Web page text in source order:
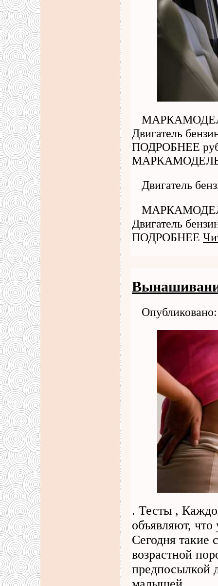
Двигатель
ПОДРОБНЕЕ руб
Двигатель
Двигатель
ПОДРОБНЕЕ
. Тесты ,
объявляют,
Сегодня такие
возрастной
предпосылкой